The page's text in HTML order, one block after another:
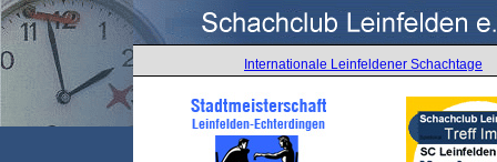
Internationale Leinfeldener Schachtage